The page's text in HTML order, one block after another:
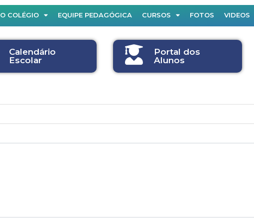
O COLÉGIO EQUIPE PEDAGÓGICA CURSOS FOTOS VIDEOS
Calendário
Escolar
Portal dos
Alunos